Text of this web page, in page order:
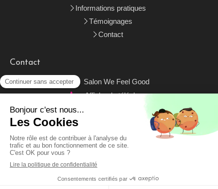
Informations pratiques
Témoignages
Contact
Contact
Salon We Feel Good
Afficher le téléphone
booksfeelgood@gmail.com
Contacter Salon littéraire Books Feel Good